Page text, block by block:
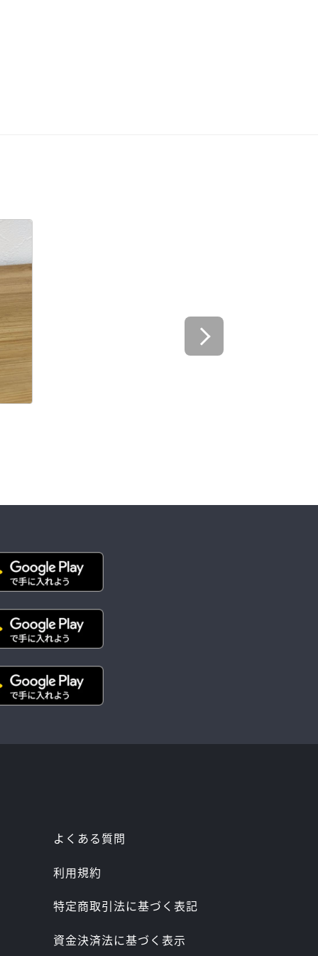
よくある質問
利用規約
特定商取引法に基づく表記
資金決済法に基づく表示